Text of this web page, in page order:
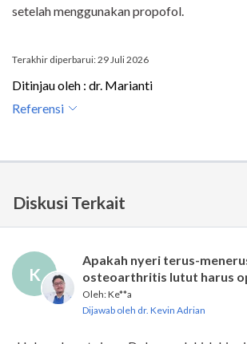
setelah menggunakan propofol.
Terakhir diperbarui: 29 Juli 2026